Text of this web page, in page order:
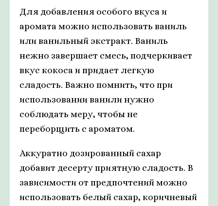
Для добавления особого вкуса и
аромата можно использовать ваниль
или ванильный экстракт. Ваниль
нежно завершает смесь, подчеркивает
вкус кокоса и придает легкую
сладость. Важно помнить, что при
использовании ванили нужно
соблюдать меру, чтобы не
переборщить с ароматом.
Аккуратно дозированный сахар
добавит десерту приятную сладость. В
зависимости от предпочтений можно
использовать белый сахар, коричневый